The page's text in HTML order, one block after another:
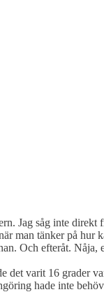
Jag såg inte direkt
man tänker på hur
Och efteråt. Nåja,
det varit 16 grader
hade inte